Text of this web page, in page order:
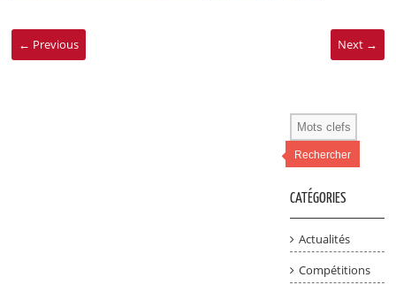
← Previous Next →
Rechercher
CATÉGORIES
Actualités
Compétitions